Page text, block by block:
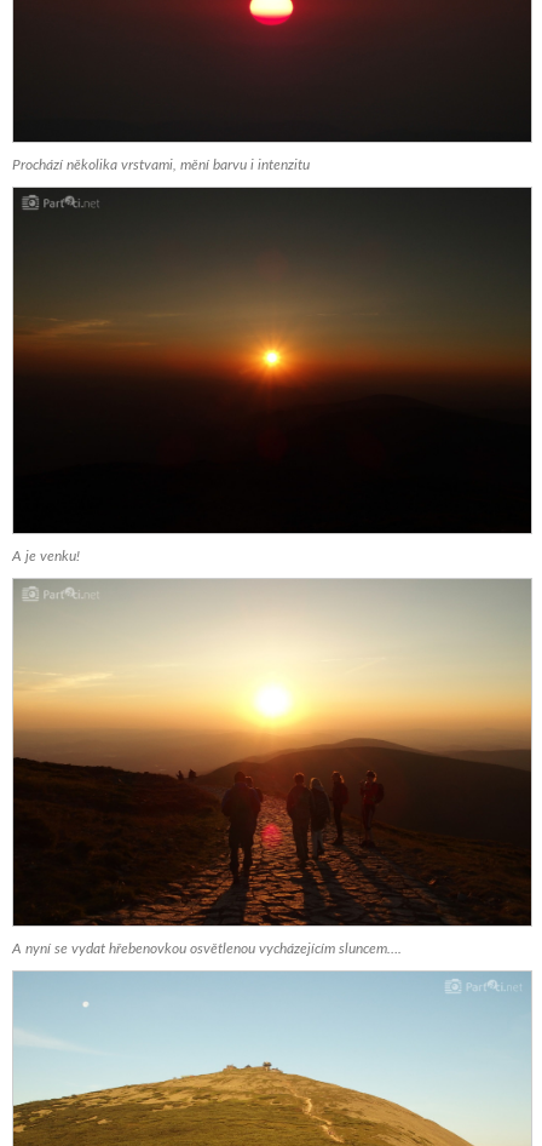
Prochází několika vrstvami, mění barvu i intenzitu
A je venku!
A nyní se vydat hřebenovkou osvětlenou vycházejícím sluncem….